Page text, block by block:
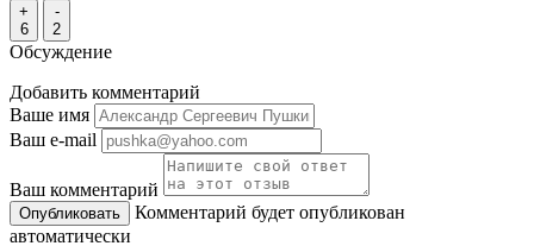
+
6
-
2
Обсуждение
Добавить комментарий
Ваше имя
Ваш e-mail
Ваш комментарий
Комментарий будет опубликован
автоматически